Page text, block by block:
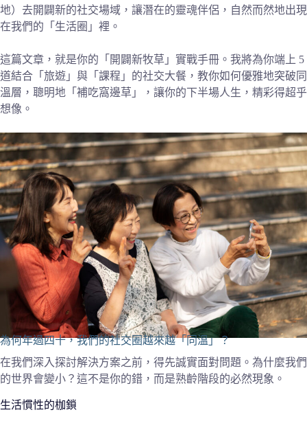
地）去開闢新的社交場域，讓潛在的靈魂伴侶，自然而然地出現
在我們的「生活圈」裡。
這篇文章，就是你的「開闢新牧草」實戰手冊。我將為你端上 5
道結合「旅遊」與「課程」的社交大餐，教你如何優雅地突破同
溫層，聰明地「補吃窩邊草」，讓你的下半場人生，精彩得超乎
想像。
為何年過四十，我們的社交圈越來越「同溫」？
在我們深入探討解決方案之前，得先誠實面對問題。為什麼我們
的世界會變小？這不是你的錯，而是熟齡階段的必然現象。
生活慣性的枷鎖